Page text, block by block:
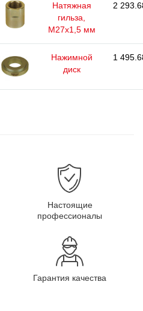
Натяжная
гильза,
М27х1,5 мм
2
Нажимной
диск
1
Настоящие
профессионалы
Гарантия качества